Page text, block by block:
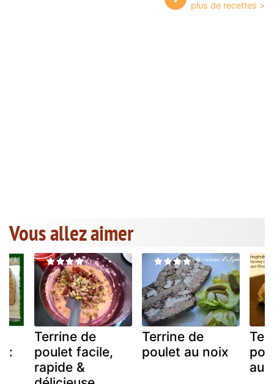
Vous allez aimer
:
Terrine de
poulet facile,
rapide &
Terrine de
poulet au noix